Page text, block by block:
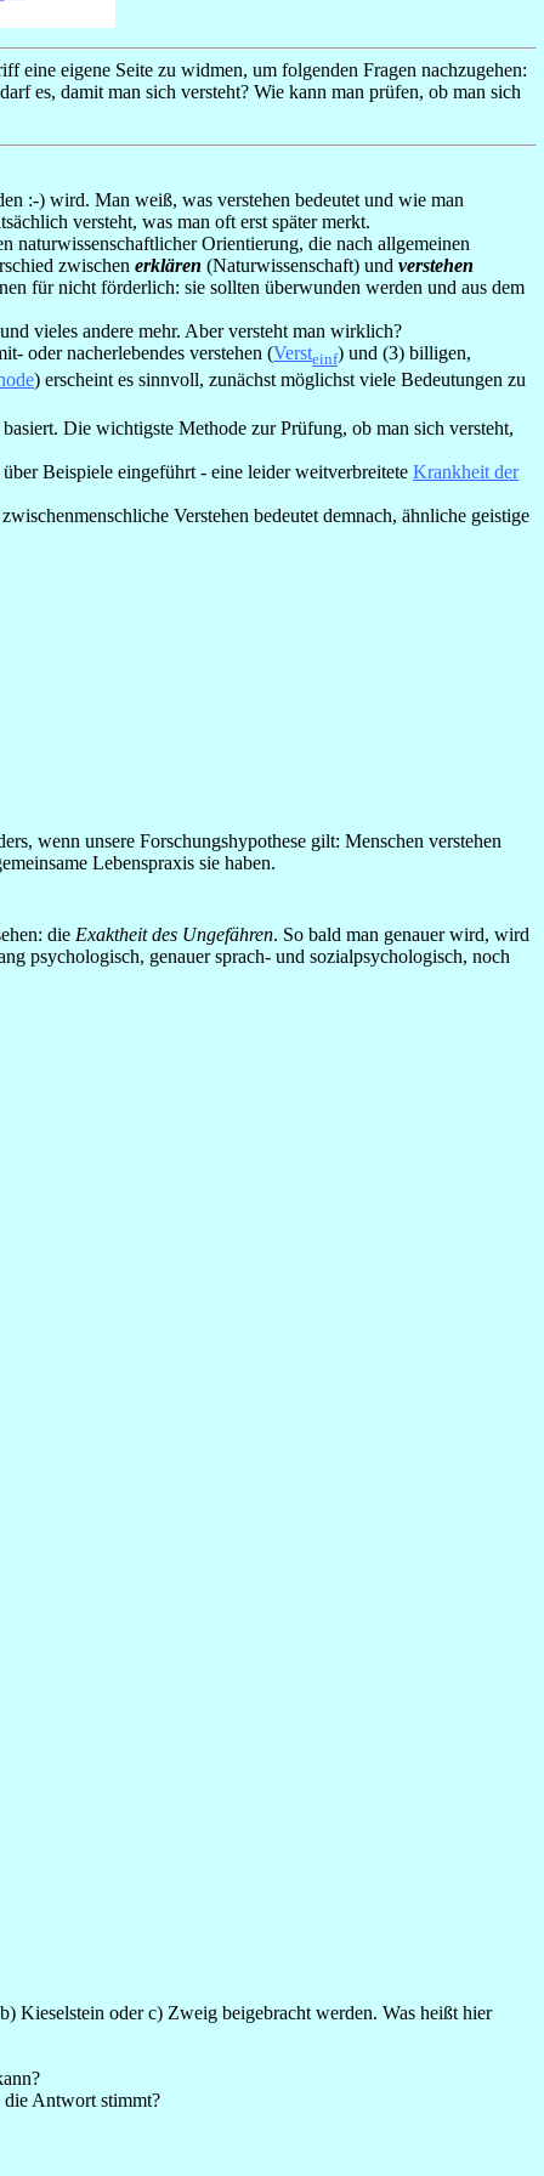
eine eigene Seite zu widmen, um folgenden Fragen nachzugehen:
es, damit man sich versteht? Wie kann man prüfen, ob man sich
:-) wird. Man weiß, was verstehen bedeutet und wie man
versteht, was man oft erst später merkt.
Orientierung, die nach allgemeinen
zwischen erklären (Naturwissenschaft) und verstehen
für nicht förderlich: sie sollten überwunden werden und aus dem
vieles andere mehr. Aber versteht man wirklich?
oder nacherlebendes verstehen (Versteinf) und (3) billigen,
) erscheint es sinnvoll, zunächst möglichst viele Bedeutungen zu
basiert. Die wichtigste Methode zur Prüfung, ob man sich versteht,
Beispiele eingeführt - eine leider weitverbreitete Krankheit der
Verstehen bedeutet demnach, ähnliche geistige
wenn unsere Forschungshypothese gilt: Menschen verstehen
Lebenspraxis sie haben.
die Exaktheit des Ungefähren. So bald man genauer wird, wird
psychologisch, genauer sprach- und sozialpsychologisch, noch
Kieselstein oder c) Zweig beigebracht werden. Was heißt hier
die Antwort stimmt?